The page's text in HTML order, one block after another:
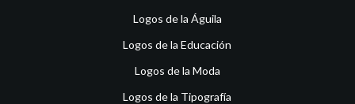
Logos de la Águila
Logos de la Educación
Logos de la Moda
Logos de la Tipografía